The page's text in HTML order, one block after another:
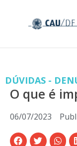
DÚVIDAS -
O que é
06/07/2023